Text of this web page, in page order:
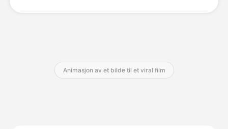
Animasjon av et bilde til et viral film